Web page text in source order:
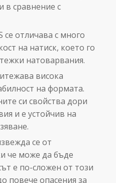
в сравнение с
се отличава с много
на натиск, което го
натоварвания.
висока
на формата.
си свойства дори
и е устойчив на
се от
че може да бъде
е по-сложен от този
повече опасения за